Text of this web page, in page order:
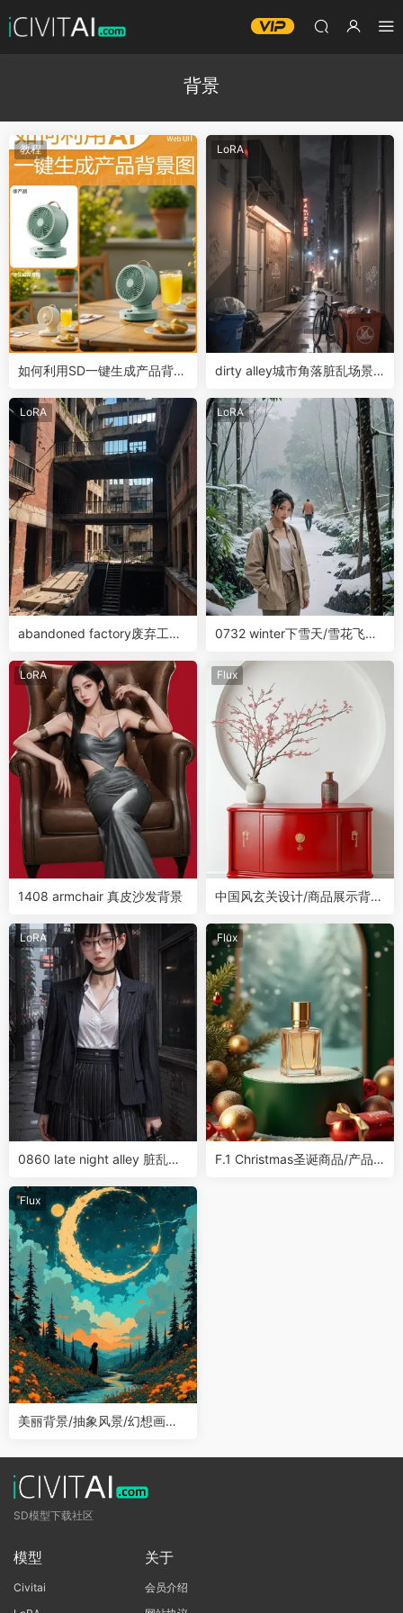
背景
教程
如何利用SD一键生成产品背景
LoRA
dirty alley城市角落脏乱场景
LoRA
abandoned factory废弃工厂
LoRA
0732 winter下雪天/雪花飞舞
LoRA
1408 armchair 真皮沙发背景
Flux
中国风玄关设计/商品展示背景
LoRA
0860 late night alley 脏乱的
Flux
F.1 Christmas圣诞商品/产品
Flux
美丽背景/抽象风景/幻想画风Fl
SD模型下载社区
模型
Civitai
关于
会员介绍